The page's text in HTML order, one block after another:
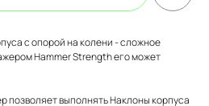
с опорой на колени - сложное
Hammer Strength его может
позволяет выполнять Наклоны корпуса